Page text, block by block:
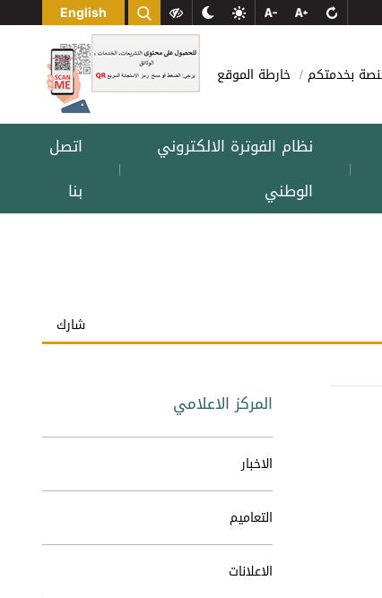
English
بخدمتكم خارطة الموقع
|
نظام الفوترة الالكتروني
الوطني
|
اتصل
بنا
شارك
المركز الاعلامي
الاخبار
التعاميم
الاعلانات